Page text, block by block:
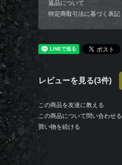
返品について
特定商取引法に基づく表記
レビューを見る(3件)
この商品を友達に教える
この商品について問い合わせる
買い物を続ける